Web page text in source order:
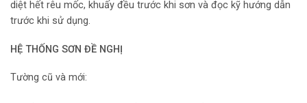
diệt hết rêu mốc, khuấy đều trước khi sơn và đọc kỹ hướng dẫn
trước khi sử dụng.
HỆ THỐNG SƠN ĐỀ NGHỊ
Tường cũ và mới: